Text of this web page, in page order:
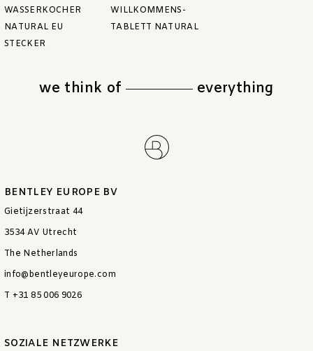
WASSERKOCHER
NATURAL EU
STECKER
WILLKOMMENS-
TABLETT NATURAL
we think of everything
BENTLEY EUROPE BV
Gietijzerstraat 44
3534 AV Utrecht
The Netherlands
info@bentleyeurope.com
T +31 85 006 9026
SOZIALE NETZWERKE